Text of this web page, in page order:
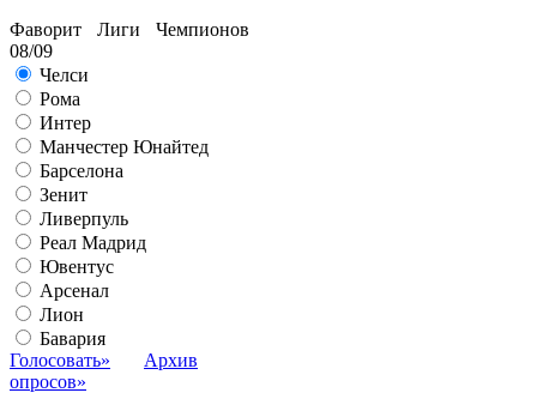
Фаворит Лиги Чемпионов
08/09
Челси
Рома
Интер
Манчестер Юнайтед
Барселона
Зенит
Ливерпуль
Реал Мадрид
Ювентус
Арсенал
Лион
Бавария
Голосовать»
Архив
опросов»